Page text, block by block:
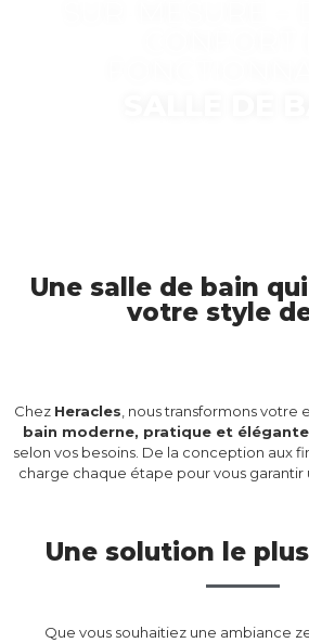
Une salle de bain
votre style
Chez Heracles, nous transformons votre
bain moderne, pratique et élégante
selon vos besoins. De la conception aux
charge chaque étape pour vous garantir
Une solution le
Que vous souhaitiez une ambiance